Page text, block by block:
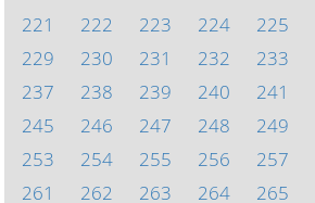
221
222 223 224 225
229
230 231 232 233
237
238 239 240 241
245
246 247 248 249
253
254 255 256 257
261
262 263 264 265